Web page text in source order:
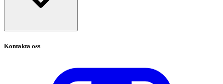
Kontakta oss